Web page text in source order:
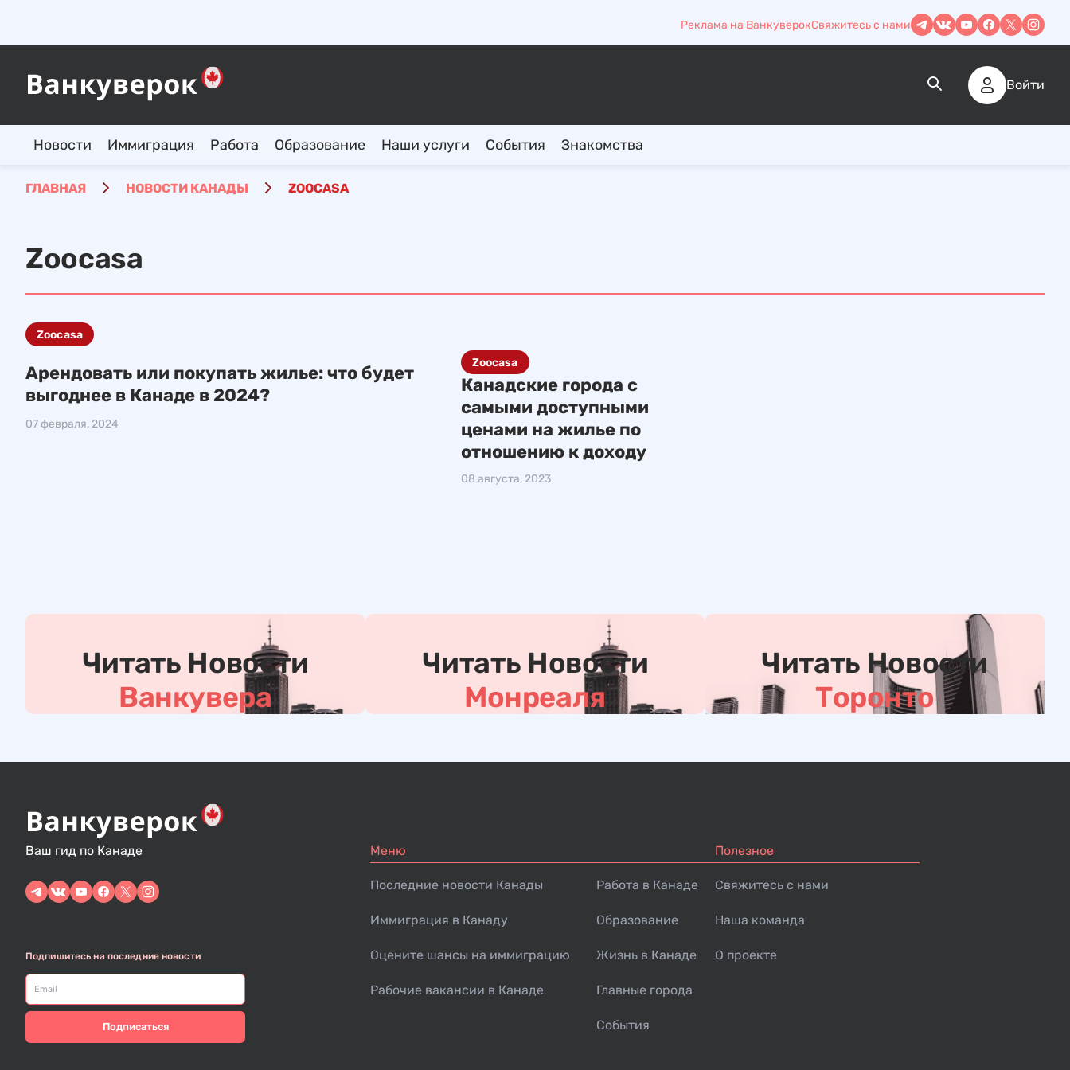
Реклама на ВанкуверокСвяжитесь с нами
Войти
Новости Иммиграция Работа Образование Наши услуги События Знакомства
ГЛАВНАЯ НОВОСТИ КАНАДЫ ZOOCASA
Zoocasa
Арендовать или покупать жилье: что будет
выгоднее в Канаде в 2024?
07 февраля, 2024
Zoocasa
Канадские города с
самыми доступными
ценами на жилье по
отношению к доходу
08 августа, 2023
Zoocasa
о
Читать Новости
Ванкувера
Читать Новости
Монреаля
Читать Новости
Торонто
Ваш гид по Канаде
Подпишитесь на последние новости
Подписаться
Меню
Последние новости Канады
Иммиграция в Канаду
Оцените шансы на иммиграцию
Рабочие вакансии в Канаде
Работа в Канаде
Образование
Жизнь в Канаде
Главные города
События
Полезное
Свяжитесь с нами
Наша команда
О проекте